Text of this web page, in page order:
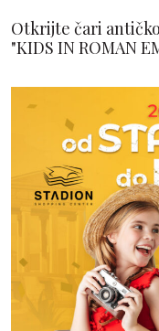
Otkrijte čari
"KIDS IN ROMAN